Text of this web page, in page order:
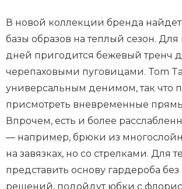
В новой коллекции бренда
базы образов на теплый сезон.
дней пригодится бежевый тренч
черепаховыми пуговицами. Tom
универсальным денимом, так что
присмотреть вневременные
Впрочем, есть и более
— например, брюки из
на завязках, но со стрелками. Для
представить основу гардероба
решений, подойдут юбки с